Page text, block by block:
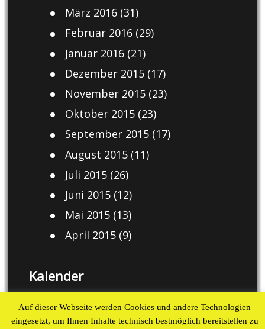
März 2016(31)
Februar 2016(29)
Januar 2016(21)
Dezember 2015(17)
November 2015(23)
Oktober 2015(23)
September 2015(17)
August 2015(11)
Juli 2015(26)
Juni 2015(12)
Mai 2015(13)
April 2015(9)
Kalender
M D M D F S S
Auf dieser Webseite werden Cookies und andere Technologien
eingesetzt, um Ihnen Inhalte technisch bestmöglich bereitstellen zu